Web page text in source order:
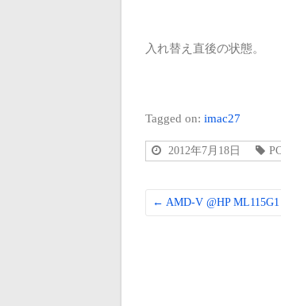
入れ替え直後の状態。
Tagged on: imac27
2012年7月18日
← AMD-V @HP ML115G1